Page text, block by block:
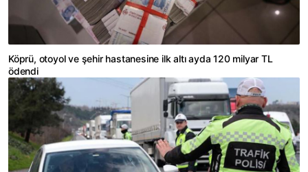
Köprü, otoyol ve şehir hastanesine ilk altı ayda 120 milyar TL
ödendi